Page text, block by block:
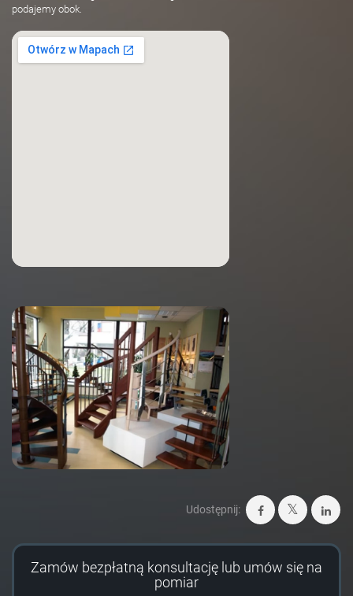
podajemy obok.
Udostępnij:
Zamów bezpłatną konsultację lub umów się na
pomiar